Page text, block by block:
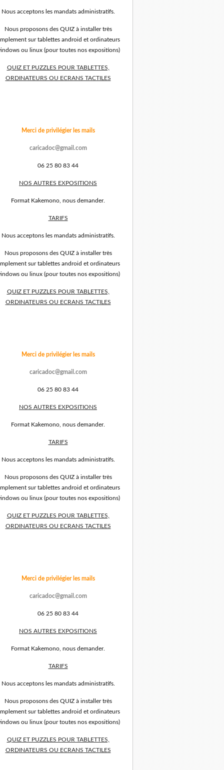
Nous acceptons les mandats administratifs.
Nous proposons des QUIZ à installer très
sur tablettes android et ordinateurs
ou linux (pour toutes nos expositions)
QUIZ ET PUZZLES POUR TABLETTES,
ORDINATEURS OU ECRANS TACTILES
Merci de privilégier les mails
caricadoc@gmail.com
06 25 80 83 44
NOS AUTRES EXPOSITIONS
Format Kakemono, nous demander.
TARIFS
Nous acceptons les mandats administratifs.
Nous proposons des QUIZ à installer très
sur tablettes android et ordinateurs
ou linux (pour toutes nos expositions)
QUIZ ET PUZZLES POUR TABLETTES,
ORDINATEURS OU ECRANS TACTILES
Merci de privilégier les mails
caricadoc@gmail.com
06 25 80 83 44
NOS AUTRES EXPOSITIONS
Format Kakemono, nous demander.
TARIFS
Nous acceptons les mandats administratifs.
Nous proposons des QUIZ à installer très
sur tablettes android et ordinateurs
ou linux (pour toutes nos expositions)
QUIZ ET PUZZLES POUR TABLETTES,
ORDINATEURS OU ECRANS TACTILES
Merci de privilégier les mails
caricadoc@gmail.com
06 25 80 83 44
NOS AUTRES EXPOSITIONS
Format Kakemono, nous demander.
TARIFS
Nous acceptons les mandats administratifs.
Nous proposons des QUIZ à installer très
sur tablettes android et ordinateurs
ou linux (pour toutes nos expositions)
QUIZ ET PUZZLES POUR TABLETTES,
ORDINATEURS OU ECRANS TACTILES